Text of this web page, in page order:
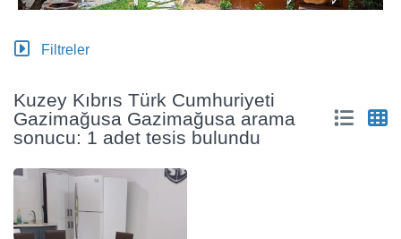
Filtreler
Kuzey Kıbrıs Türk Cumhuriyeti
Gazimağusa Gazimağusa arama
sonucu: 1 adet tesis bulundu